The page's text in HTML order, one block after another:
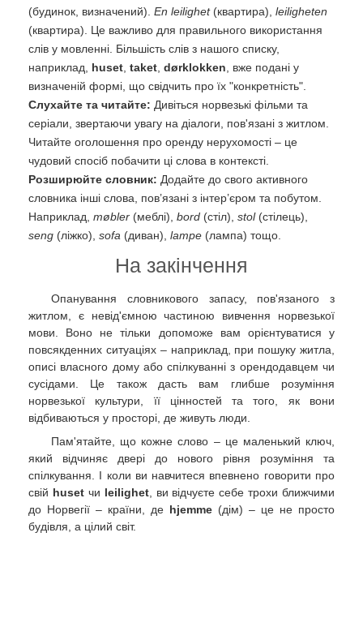
(будинок, визначений). En leilighet(квартира), leiligheten
(квартира). Це важливо для правильного використання
слів у мовленні. Більшість слів з нашого списку,
наприклад, huset taket dørklokken , вже подані у
визначеній формі, що свідчить про їх "конкретність".
Слухайте та читайте: Дивіться норвезькі фільми та
серіали, звертаючи увагу на діалоги, пов'язані з житлом.
Читайте оголошення про оренду нерухомості – це
чудовий спосіб побачити ці слова в контексті.
Розширюйте словник: Додайте до свого активного
словника інші слова, пов’язані з інтер’єром та побутом.
Наприклад, møbler (меблі), bord (стіл), stol(стілець),
seng (ліжко), sofa (диван), lampe (лампа) тощо.
На закінчення
Опанування словникового запасу, пов'язаного з
житлом, є невід'ємною частиною вивчення норвезької
мови. Воно не тільки допоможе вам орієнтуватися у
повсякденних ситуаціях – наприклад, при пошуку житла,
описі власного дому або спілкуванні з орендодавцем чи
сусідами. Це також дасть вам глибше розуміння
норвезької культури, її цінностей та того, як вони
відбиваються у просторі, де живуть люди.
Пам'ятайте, що кожне слово – це маленький ключ,
який відчиняє двері до нового рівня розуміння та
спілкування. І коли ви навчитеся впевнено говорити про
свій husetчи leilighet, ви відчуєте себе трохи ближчими
до Норвегії – країни, де hjemme (дім) – це не просто
будівля, а цілий світ.